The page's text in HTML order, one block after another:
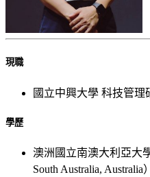
現職
國立中興大學 科技管理
學歷
澳洲國立南澳大利亞大
South Australia, Australia）